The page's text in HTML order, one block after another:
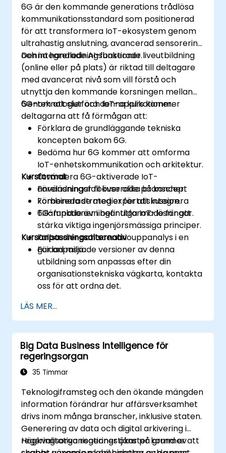
6G är den kommande generations trådlösa
kommunikationsstandard som positionerad
för att transformera IoT-ekosystem genom
ultrahastig anslutning, avancerad sensorering
och integrerade AI-funktioner.
Denna handledningsbaserade liveutbildning
(online eller på plats) är riktad till deltagare
med avancerat nivå som vill förstå och
utnyttja den kommande korsningen mellan
6G-teknologier och IoT-applikationer.
Genom att slutföra denna kurs kommer
deltagarna att få förmågan att:
Förklara de grundläggande tekniska
koncepten bakom 6G.
Bedöma hur 6G kommer att omforma
IoT-enhetskommunikation och arkitektur.
Utvärdera 6G-aktiverade IoT-
användningsfall över olika branscher.
Förbereda strategier för att integrera
6G-funktioner i befintliga IoT-lösningar.
Kursformat
Föreläsningar fokuserade på koncept
kombinerade med expertdiskussion.
Tillämpade övningar utformade för att
stärka viktiga ingenjörsmässiga principer.
Fallstudier och scenariouppanalys i en
guidad miljö.
Kursanpassningsalternativ
För anpassade versioner av denna
utbildning som anpassas efter din
organisationstekniska vägkarta, kontakta
oss för att ordna det.
LÄS MER...
Big Data Business Intelligence för
regeringsorgan
35 Timmar
Teknologiframsteg och den ökande mängden
information förändrar hur affärsverksamhet
drivs inom många branscher, inklusive staten.
Generering av data och digital arkivering i
regeringsorganisationer ökar på grund av
Högkvalitativa regeringstjänster kommer att